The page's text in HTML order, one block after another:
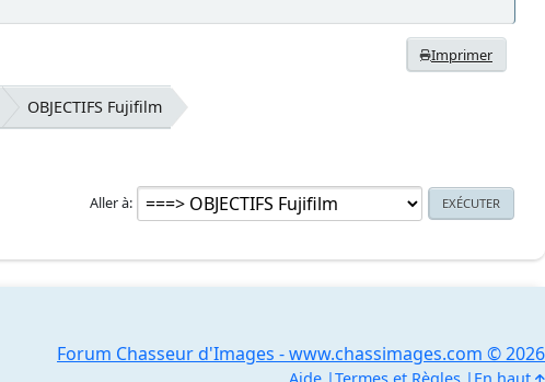
Imprimer
OBJECTIFS Fujifilm
Aller à
Forum Chasseur d'Images - www.chassimages.com © 2026